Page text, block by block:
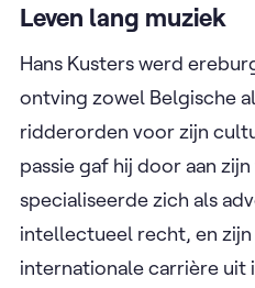
Leven lang muziek
Hans Kusters werd
ontving zowel Belgische
ridderorden voor zijn
passie gaf hij door aan
specialiseerde zich als
intellectueel recht, en
internationale carrière uit